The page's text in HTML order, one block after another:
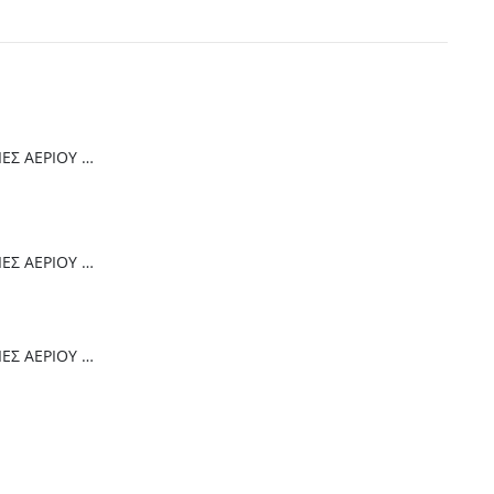
Thermogatz ΕΣΤΙΕΣ ΑΕΡΙΟΥ TGC 4236 GL
Thermogatz ΕΣΤΙΕΣ ΑΕΡΙΟΥ TGC 6014 IX
Thermogatz ΕΣΤΙΕΣ ΑΕΡΙΟΥ TGC 2460 GL